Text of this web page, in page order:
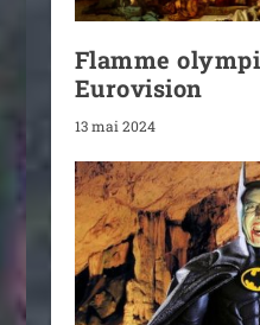
Flamme
Eurovision
13 mai 2024